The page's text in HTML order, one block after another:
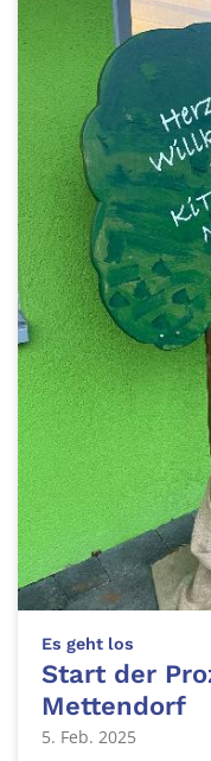
Es geht los
Start der
Mettendorf
5. Feb. 2025